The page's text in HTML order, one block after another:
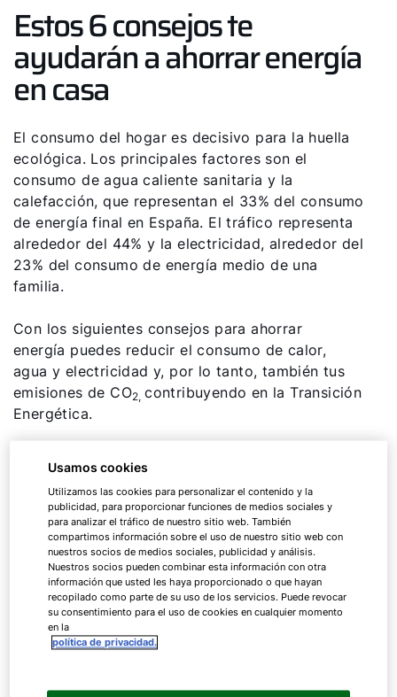
Estos 6 consejos te
ayudarán a ahorrar energía
en casa
El consumo del hogar es decisivo para la huella
ecológica. Los principales factores son el
consumo de agua caliente sanitaria y la
calefacción, que representan el 33% del consumo
de energía final en España. El tráfico representa
alrededor del 44% y la electricidad, alrededor del
23% del consumo de energía medio de una
familia.
Con los siguientes consejos para ahorrar
energía puedes reducir el consumo de calor,
agua y electricidad y, por lo tanto, también tus
emisiones de CO2,contribuyendo en la Transición
Energética.
Consejo 1: calienta la casa de
forma eficiente y ahorra energía
Puedes optimizar la calefacción y utilizar menos
combustible y electricidad aumentando la eficiencia
de tu sistema.
La eficiencia de un sistema de calefacción de
de un sistema de calefacción de gas, entre el 85 y
Usamos cookies
Utilizamos las cookies para personalizar el contenido y la
publicidad, para proporcionar funciones de medios sociales y
para analizar el tráfico de nuestro sitio web. También
compartimos información sobre el uso de nuestro sitio web con
nuestros socios de medios sociales, publicidad y análisis.
Nuestros socios pueden combinar esta información con otra
información que usted les haya proporcionado o que hayan
recopilado como parte de su uso de los servicios. Puede revocar
su consentimiento para el uso de cookies en cualquier momento
en la
política de privacidad.